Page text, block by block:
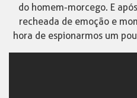
do homem-morcego. E
recheada de emoção e
hora de espionarmos um